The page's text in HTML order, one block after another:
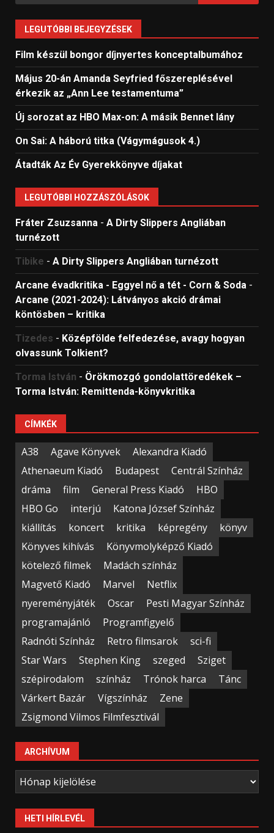
LEGUTÓBBI BEJEGYZÉSEK
Film készül bongor díjnyertes konceptalbumához
Május 20-án Amanda Seyfried főszereplésével
érkezik az „Ann Lee testamentuma”
Új sorozat az HBO Max-on: A másik Bennet lány
On Sai: A ​háború titka (Vágymágusok 4.)
Átadták Az Év Gyerekkönyve díjakat
LEGUTÓBBI HOZZÁSZÓLÁSOK
Fráter Zsuzsanna - A Dirty Slippers Angliában
turnézott
Tibike - A Dirty Slippers Angliában turnézott
Arcane évadkritika - Eggyel nő a tét - Corn & Soda -
Arcane (2021-2024): Látványos akció drámai
köntösben – kritika
Tizedes - Középfölde felfedezése, avagy hogyan
olvassunk Tolkient?
Torma István - Örökmozgó gondolattöredékek –
Torma István: Remittenda-könyvkritika
CÍMKÉK
A38 Agave Könyvek
Alexandra Kiadó
Athenaeum Kiadó
Budapest
Centrál Színház
dráma
film General Press Kiadó
HBO
HBO Go
interjú
Katona József Színház
kiállítás
koncert kritika képregény
könyv
Könyves kihívás
Könyvmolyképző Kiadó
kötelező filmek
Madách színház
Magvető Kiadó
Marvel
Netflix
nyereményjáték
Oscar
Pesti Magyar Színház
programajánló
Programfigyelő
Radnóti Színház
Retro filmsarok
sci-fi
Star Wars
Stephen King szeged
Sziget
szépirodalom
színház Trónok harca
Tánc
Várkert Bazár
Vígszínház
Zene
Zsigmond Vilmos Filmfesztivál
ARCHÍVUM
Archívum
HETI HÍRLEVÉL